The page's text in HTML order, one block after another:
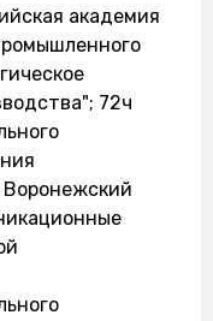
академия
72ч